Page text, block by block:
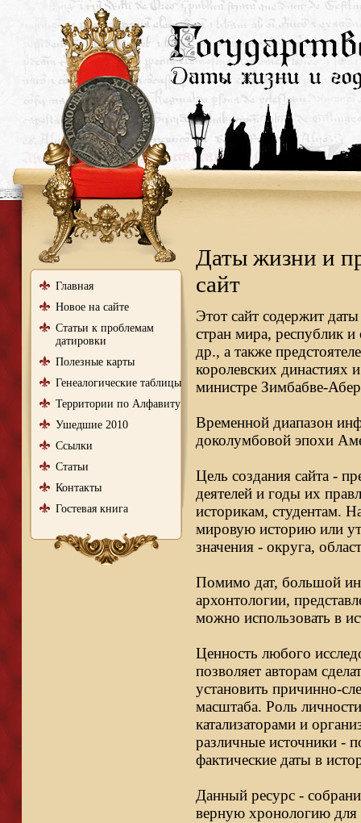
Главная
Новое на сайте
Статьи к проблемам
датировки
Полезные карты
Генеалогические таблицы
Территории по Алфавиту
Ушедшие 2010
Ссылки
Статьи
Контакты
Гостевая книга
Даты жизни и
сайт
Этот сайт содержит
стран мира, республик и
др., а также
королевских династиях
министре Зимбабве-
Временной диапазон
доколумбовой эпохи
Цель создания сайта -
деятелей и годы их
историкам, студентам.
мировую историю или
значения - округа,
Помимо дат, большой
архонтологии,
можно использовать в
Ценность любого
позволяет авторам
установить причинно-
масштаба. Роль
катализаторами и
различные источники -
фактические даты в
Данный ресурс -
верную хронологию для